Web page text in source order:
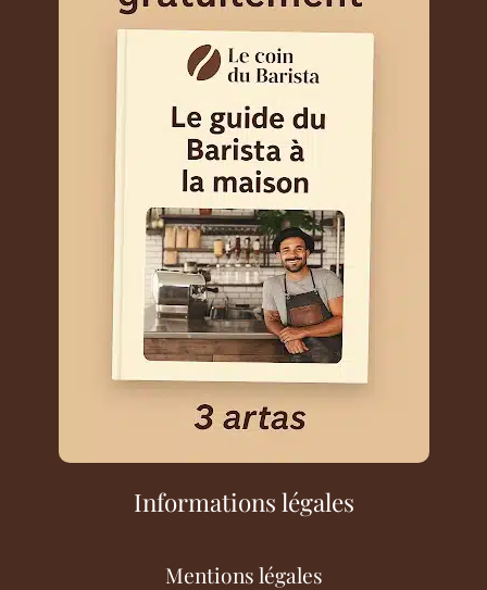
Informations légales
Mentions légales